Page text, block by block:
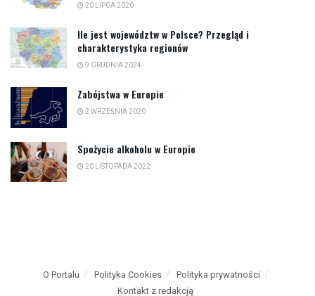
20 LIPCA 2020
Ile jest województw w Polsce? Przegląd i
charakterystyka regionów
9 GRUDNIA 2024
Zabójstwa w Europie
2 WRZEŚNIA 2020
Spożycie alkoholu w Europie
20 LISTOPADA 2022
O Portalu Polityka Cookies
Polityka prywatności
Kontakt z redakcją